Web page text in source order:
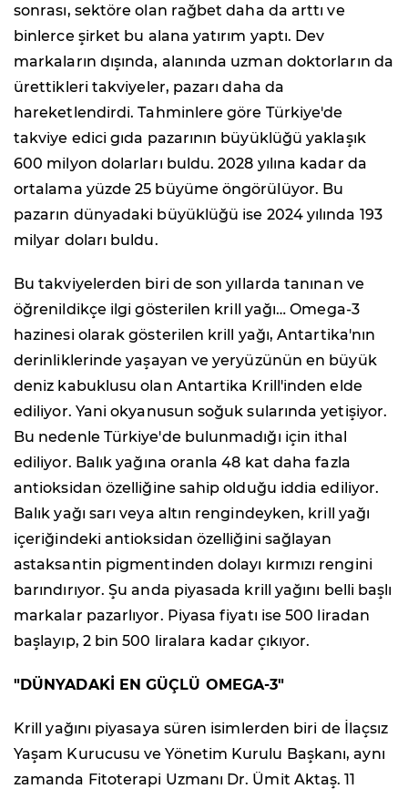
sonrası, sektöre olan rağbet daha da arttı ve
binlerce şirket bu alana yatırım yaptı. Dev
markaların dışında, alanında uzman doktorların da
ürettikleri takviyeler, pazarı daha da
hareketlendirdi. Tahminlere göre Türkiye'de
takviye edici gıda pazarının büyüklüğü yaklaşık
600 milyon dolarları buldu. 2028 yılına kadar da
ortalama yüzde 25 büyüme öngörülüyor. Bu
pazarın dünyadaki büyüklüğü ise 2024 yılında 193
milyar doları buldu.
Bu takviyelerden biri de son yıllarda tanınan ve
öğrenildikçe ilgi gösterilen krill yağı… Omega-3
hazinesi olarak gösterilen krill yağı, Antartika'nın
derinliklerinde yaşayan ve yeryüzünün en büyük
deniz kabuklusu olan Antartika Krill'inden elde
ediliyor. Yani okyanusun soğuk sularında yetişiyor.
Bu nedenle Türkiye'de bulunmadığı için ithal
ediliyor. Balık yağına oranla 48 kat daha fazla
antioksidan özelliğine sahip olduğu iddia ediliyor.
Balık yağı sarı veya altın rengindeyken, krill yağı
içeriğindeki antioksidan özelliğini sağlayan
astaksantin pigmentinden dolayı kırmızı rengini
barındırıyor. Şu anda piyasada krill yağını belli başlı
markalar pazarlıyor. Piyasa fiyatı ise 500 liradan
başlayıp, 2 bin 500 liralara kadar çıkıyor.
"DÜNYADAKİ EN GÜÇLÜ OMEGA-3"
Krill yağını piyasaya süren isimlerden biri de İlaçsız
Yaşam Kurucusu ve Yönetim Kurulu Başkanı, aynı
zamanda Fitoterapi Uzmanı Dr. Ümit Aktaş. 11